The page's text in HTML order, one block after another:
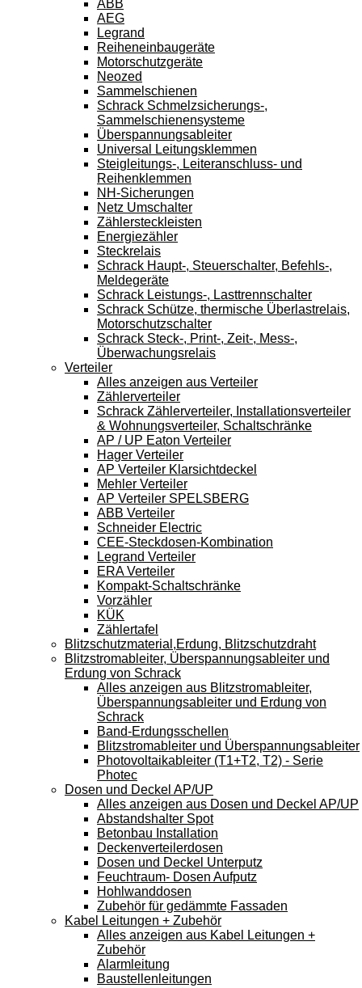
ABB
AEG
Legrand
Reiheneinbaugeräte
Motorschutzgeräte
Neozed
Sammelschienen
Schrack Schmelzsicherungs-,
Sammelschienensysteme
Überspannungsableiter
Universal Leitungsklemmen
Steigleitungs-, Leiteranschluss- und
Reihenklemmen
NH-Sicherungen
Netz Umschalter
Zählersteckleisten
Energiezähler
Steckrelais
Schrack Haupt-, Steuerschalter, Befehls-,
Meldegeräte
Schrack Leistungs-, Lasttrennschalter
Schrack Schütze, thermische Überlastrelais,
Motorschutzschalter
Schrack Steck-, Print-, Zeit-, Mess-,
Überwachungsrelais
Verteiler
Alles anzeigen aus Verteiler
Zählerverteiler
Schrack Zählerverteiler, Installationsverteiler
& Wohnungsverteiler, Schaltschränke
AP / UP Eaton Verteiler
Hager Verteiler
AP Verteiler Klarsichtdeckel
Mehler Verteiler
AP Verteiler SPELSBERG
ABB Verteiler
Schneider Electric
CEE-Steckdosen-Kombination
Legrand Verteiler
ERA Verteiler
Kompakt-Schaltschränke
Vorzähler
KÜK
Zählertafel
Blitzschutzmaterial,Erdung, Blitzschutzdraht
Blitzstromableiter, Überspannungsableiter und
Erdung von Schrack
Alles anzeigen aus Blitzstromableiter,
Überspannungsableiter und Erdung von
Schrack
Band-Erdungsschellen
Blitzstromableiter und Überspannungsableiter
Photovoltaikableiter (T1+T2, T2) - Serie
Photec
Dosen und Deckel AP/UP
Alles anzeigen aus Dosen und Deckel AP/UP
Abstandshalter Spot
Betonbau Installation
Deckenverteilerdosen
Dosen und Deckel Unterputz
Feuchtraum- Dosen Aufputz
Hohlwanddosen
Zubehör für gedämmte Fassaden
Kabel Leitungen + Zubehör
Alles anzeigen aus Kabel Leitungen +
Zubehör
Alarmleitung
Baustellenleitungen